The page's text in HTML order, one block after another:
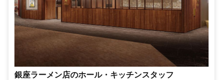
銀座ラーメン店のホール・キッチンスタッフ